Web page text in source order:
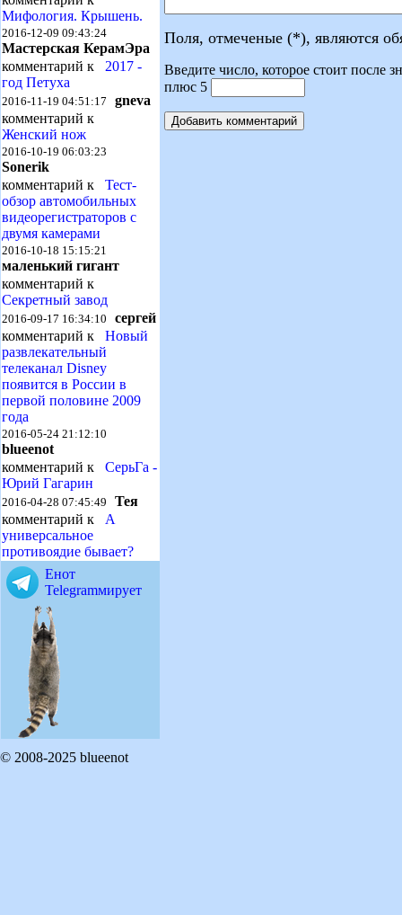
Мифология. Крышень.
2016-12-09 09:43:24
Мастерская КерамЭра
комментарий к 2017 -
год Петуха
2016-11-19 04:51:17 gneva
комментарий к
Женский нож
2016-10-19 06:03:23
Sonerik
комментарий к Тест-
обзор автомобильных
видеорегистраторов с
двумя камерами
2016-10-18 15:15:21
маленький гигант
комментарий к
Секретный завод
2016-09-17 16:34:10 сергей
комментарий к Новый
развлекательный
телеканал Disney
появится в России в
первой половине 2009
года
2016-05-24 21:12:10
blueenot
комментарий к СерьГа -
Юрий Гагарин
2016-04-28 07:45:49 Тея
комментарий к А
универсальное
противоядие бывает?
Енот
Telegramмирует
Поля, отмеченые (*), являются
Введите число, которое стоит после
плюс 5
© 2008-2025 blueenot